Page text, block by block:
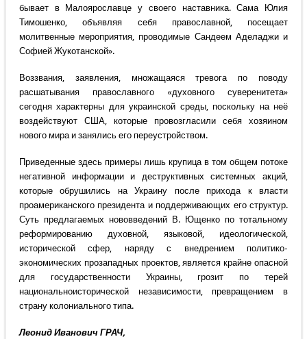
бывает в Малоярославце у своего наставника. Сама Юлия
Тимошенко, объявляя себя православной, посещает
молитвенные мероприятия, проводимые Сандеем Аделаджи и
Софией Жукотанской».
Воззвания, заявления, множащаяся тревога по поводу
расшатывания православного «духовного суверенитета»
сегодня характерны для украинской среды, поскольку на неё
воздействуют США, которые провозгласили себя хозяином
нового мира и занялись его переустройством.
Приведенные здесь примеры лишь крупица в том общем потоке
негативной информации и деструктивных системных акций,
которые обрушились на Украину после прихода к власти
проамериканского президента и поддерживающих его структур.
Суть предлагаемых нововведений В. Ющенко по тотальному
реформированию духовной, языковой, идеологической,
исторической сфер, наряду с внедрением политико-
экономических прозападных проектов, является крайне опасной
для государственности Украины, грозит по терей
национальноисторической независимости, превращением в
страну колониального типа.
Леонид Иванович ГРАЧ,